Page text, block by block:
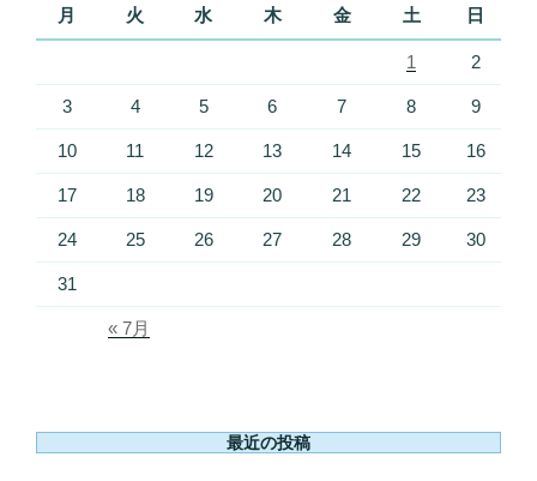
月
火 水 木 金 土 日
1 2
3 4 5 6 7 8 9
10 11 12 13 14 15 16
17 18 19 20 21 22 23
24 25 26 27 28 29 30
31
« 7月
最近の投稿